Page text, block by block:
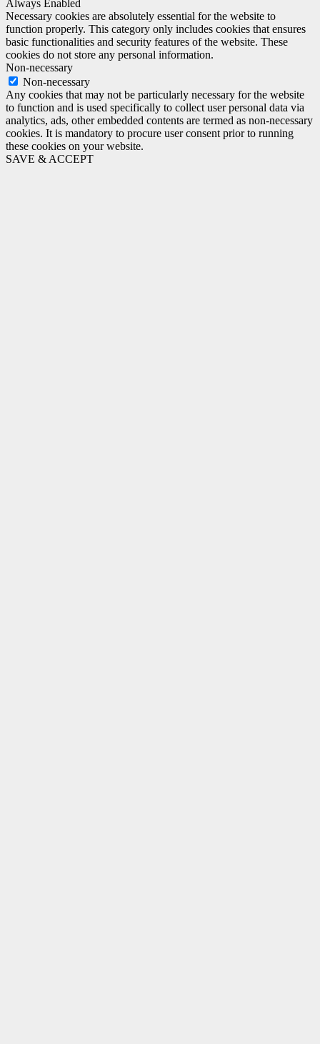
Always Enabled
Necessary cookies are absolutely essential for the website to
function properly. This category only includes cookies that ensures
basic functionalities and security features of the website. These
cookies do not store any personal information.
Non-necessary
Non-necessary
Any cookies that may not be particularly necessary for the website
to function and is used specifically to collect user personal data via
analytics, ads, other embedded contents are termed as non-necessary
cookies. It is mandatory to procure user consent prior to running
these cookies on your website.
SAVE & ACCEPT